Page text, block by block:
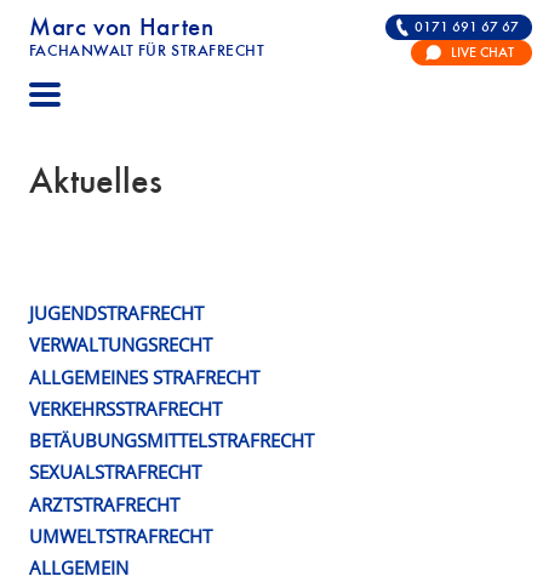
Marc von Harten
FACHANWALT FÜR STRAFRECHT
STRAFRECHT | RECHTSANWALT FÜR DIE
0171 691 67 67
LIVE CHAT
Aktuelles
Schlagwort:
Tages
JUGENDSTRAFRECHT
VERWALTUNGSRECHT
ALLGEMEINES STRAFRECHT
VERKEHRSSTRAFRECHT
BETÄUBUNGSMITTELSTRAFRECHT
SEXUALSTRAFRECHT
ARZTSTRAFRECHT
UMWELTSTRAFRECHT
ALLGEMEIN